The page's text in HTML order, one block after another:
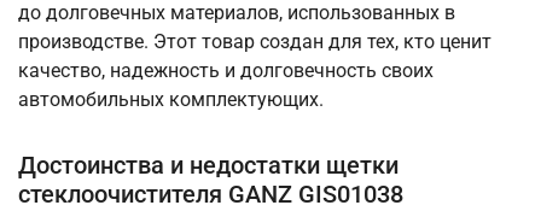
до долговечных материалов, использованных в
производстве. Этот товар создан для тех, кто ценит
качество, надежность и долговечность своих
автомобильных комплектующих.
Достоинства и недостатки щетки
стеклоочистителя GANZ GIS01038